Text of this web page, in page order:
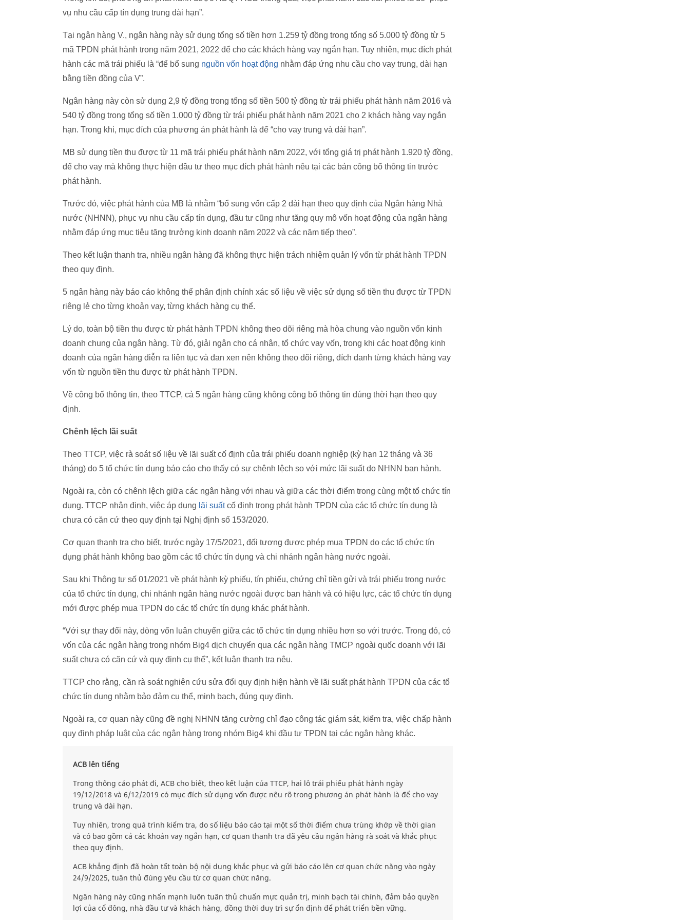
vụ nhu cầu cấp tín dụng trung dài hạn”.
Tại ngân hàng V., ngân hàng này sử dụng tổng số tiền hơn 1.259 tỷ đồng trong tổng số 5.000 tỷ đồng từ 5
mã TPDN phát hành trong năm 2021, 2022 để cho các khách hàng vay ngắn hạn. Tuy nhiên, mục đích phát
hành các mã trái phiếu là “để bổ sung nguồn vốn hoạt động nhằm đáp ứng nhu cầu cho vay trung, dài hạn
bằng tiền đồng của V”.
Ngân hàng này còn sử dụng 2,9 tỷ đồng trong tổng số tiền 500 tỷ đồng từ trái phiếu phát hành năm 2016 và
540 tỷ đồng trong tổng số tiền 1.000 tỷ đồng từ trái phiếu phát hành năm 2021 cho 2 khách hàng vay ngắn
hạn. Trong khi, mục đích của phương án phát hành là để “cho vay trung và dài hạn”.
MB sử dụng tiền thu được từ 11 mã trái phiếu phát hành năm 2022, với tổng giá trị phát hành 1.920 tỷ đồng,
để cho vay mà không thực hiện đầu tư theo mục đích phát hành nêu tại các bản công bố thông tin trước
phát hành.
Trước đó, việc phát hành của MB là nhằm “bổ sung vốn cấp 2 dài hạn theo quy định của Ngân hàng Nhà
nước (NHNN), phục vụ nhu cầu cấp tín dụng, đầu tư cũng như tăng quy mô vốn hoạt động của ngân hàng
nhằm đáp ứng mục tiêu tăng trưởng kinh doanh năm 2022 và các năm tiếp theo”.
Theo kết luận thanh tra, nhiều ngân hàng đã không thực hiện trách nhiệm quản lý vốn từ phát hành TPDN
theo quy định.
5 ngân hàng này báo cáo không thể phân định chính xác số liệu về việc sử dụng số tiền thu được từ TPDN
riêng lẻ cho từng khoản vay, từng khách hàng cụ thể.
Lý do, toàn bộ tiền thu được từ phát hành TPDN không theo dõi riêng mà hòa chung vào nguồn vốn kinh
doanh chung của ngân hàng. Từ đó, giải ngân cho cá nhân, tổ chức vay vốn, trong khi các hoạt động kinh
doanh của ngân hàng diễn ra liên tục và đan xen nên không theo dõi riêng, đích danh từng khách hàng vay
vốn từ nguồn tiền thu được từ phát hành TPDN.
Về công bố thông tin, theo TTCP, cả 5 ngân hàng cũng không công bố thông tin đúng thời hạn theo quy
định.
Chênh lệch lãi suất
Theo TTCP, việc rà soát số liệu về lãi suất cố định của trái phiếu doanh nghiệp (kỳ hạn 12 tháng và 36
tháng) do 5 tổ chức tín dụng báo cáo cho thấy có sự chênh lệch so với mức lãi suất do NHNN ban hành.
Ngoài ra, còn có chênh lệch giữa các ngân hàng với nhau và giữa các thời điểm trong cùng một tổ chức tín
dụng. TTCP nhận định, việc áp dụng lãi suấtcố định trong phát hành TPDN của các tổ chức tín dụng là
chưa có căn cứ theo quy định tại Nghị định số 153/2020.
Cơ quan thanh tra cho biết, trước ngày 17/5/2021, đối tượng được phép mua TPDN do các tổ chức tín
dụng phát hành không bao gồm các tổ chức tín dụng và chi nhánh ngân hàng nước ngoài.
Sau khi Thông tư số 01/2021 về phát hành kỳ phiếu, tín phiếu, chứng chỉ tiền gửi và trái phiếu trong nước
của tổ chức tín dụng, chi nhánh ngân hàng nước ngoài được ban hành và có hiệu lực, các tổ chức tín dụng
mới được phép mua TPDN do các tổ chức tín dụng khác phát hành.
“Với sự thay đổi này, dòng vốn luân chuyển giữa các tổ chức tín dụng nhiều hơn so với trước. Trong đó, có
vốn của các ngân hàng trong nhóm Big4 dịch chuyển qua các ngân hàng TMCP ngoài quốc doanh với lãi
suất chưa có căn cứ và quy định cụ thể”, kết luận thanh tra nêu.
TTCP cho rằng, cần rà soát nghiên cứu sửa đổi quy định hiện hành về lãi suất phát hành TPDN của các tổ
chức tín dụng nhằm bảo đảm cụ thể, minh bạch, đúng quy định.
Ngoài ra, cơ quan này cũng đề nghị NHNN tăng cường chỉ đạo công tác giám sát, kiểm tra, việc chấp hành
quy định pháp luật của các ngân hàng trong nhóm Big4 khi đầu tư TPDN tại các ngân hàng khác.
ACB lên tiếng
Trong thông cáo phát đi, ACB cho biết, theo kết luận của TTCP, hai lô trái phiếu phát hành ngày
19/12/2018 và 6/12/2019 có mục đích sử dụng vốn được nêu rõ trong phương án phát hành là để cho vay
trung và dài hạn.
Tuy nhiên, trong quá trình kiểm tra, do số liệu báo cáo tại một số thời điểm chưa trùng khớp về thời gian
và có bao gồm cả các khoản vay ngắn hạn, cơ quan thanh tra đã yêu cầu ngân hàng rà soát và khắc phục
theo quy định.
ACB khẳng định đã hoàn tất toàn bộ nội dung khắc phục và gửi báo cáo lên cơ quan chức năng vào ngày
24/9/2025, tuân thủ đúng yêu cầu từ cơ quan chức năng.
Ngân hàng này cũng nhấn mạnh luôn tuân thủ chuẩn mực quản trị, minh bạch tài chính, đảm bảo quyền
lợi của cổ đông, nhà đầu tư và khách hàng, đồng thời duy trì sự ổn định để phát triển bền vững.